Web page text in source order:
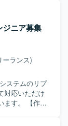
管理アプリの
システムの
バックエン
イティブア
開発、UI/UX
バーサイドと
ービスを利
フォーマンス
域に対して主
ジニア募集
ーランス)
ステムのリプ
対応いただけ
【作業